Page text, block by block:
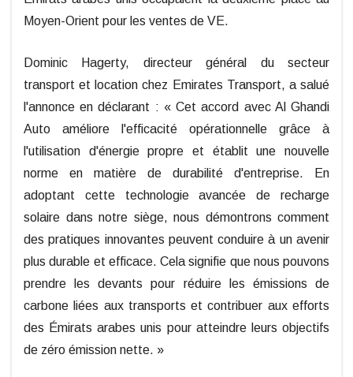
Moyen-Orient pour les ventes de VE.
Dominic Hagerty, directeur général du secteur
transport et location chez Emirates Transport, a salué
l'annonce en déclarant : « Cet accord avec Al Ghandi
Auto améliore l'efficacité opérationnelle grâce à
l'utilisation d'énergie propre et établit une nouvelle
norme en matière de durabilité d'entreprise. En
adoptant cette technologie avancée de recharge
solaire dans notre siège, nous démontrons comment
des pratiques innovantes peuvent conduire à un avenir
plus durable et efficace. Cela signifie que nous pouvons
prendre les devants pour réduire les émissions de
carbone liées aux transports et contribuer aux efforts
des Émirats arabes unis pour atteindre leurs objectifs
de zéro émission nette. »